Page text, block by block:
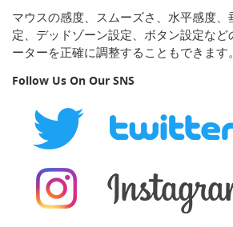
マウスの感度、スムーズさ、水平感度、
定、デッドゾーン設定、ボタン設定など
ーターを正確に調整することもできます。
Follow Us On Our SNS